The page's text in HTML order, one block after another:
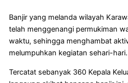
Banjir yang melanda wilayah
telah menggenangi permukiman
waktu, sehingga menghambat
melumpuhkan kegiatan sehari-hari.
Tercatat sebanyak 360 Kepala